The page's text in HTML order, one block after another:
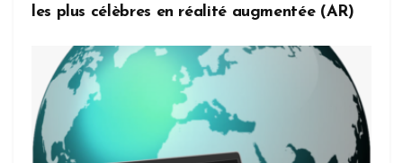
les plus célèbres en réalité augmentée (AR)